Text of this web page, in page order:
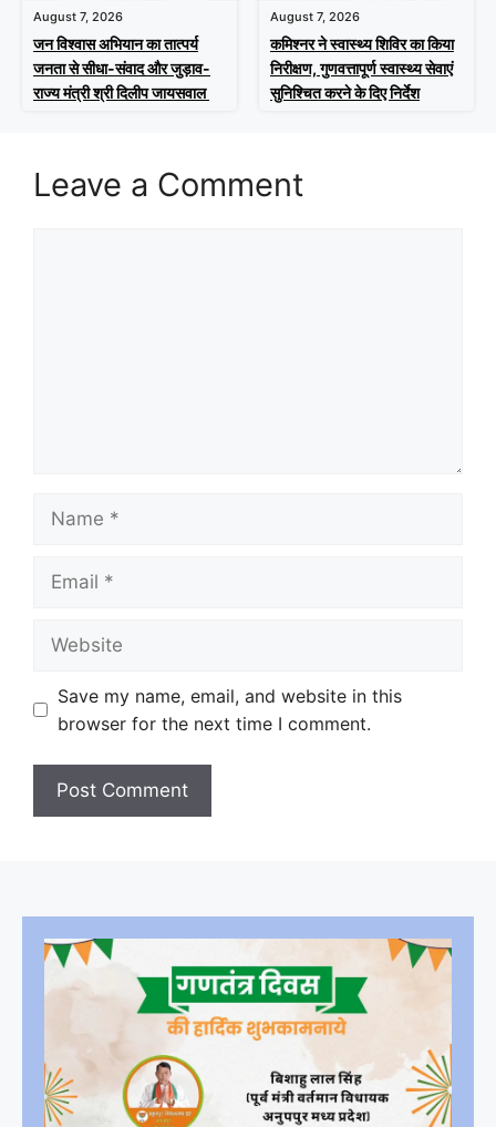
August 7, 2026
जन विश्वास अभियान का तात्पर्य
जनता से सीधा-संवाद और जुड़ाव-
राज्य मंत्री श्री दिलीप जायसवाल
August 7, 2026
कमिश्नर ने स्वास्थ्य शिविर का किया
निरीक्षण, गुणवत्तापूर्ण स्वास्थ्य सेवाएं
सुनिश्चित करने के दिए निर्देश
Leave a Comment
Save my name, email, and website in this
browser for the next time I comment.